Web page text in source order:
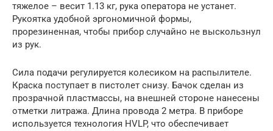
тяжелое – весит 1.13 кг, рука оператора не устанет.
Рукоятка удобной эргономичной формы,
прорезиненная, чтобы прибор случайно не выскользнул
из рук.
Сила подачи регулируется колесиком на распылителе.
Краска поступает в пистолет снизу. Бачок сделан из
прозрачной пластмассы, на внешней стороне нанесены
отметки литража. Длина провода 2 метра. В приборе
используется технология HVLP, что обеспечивает